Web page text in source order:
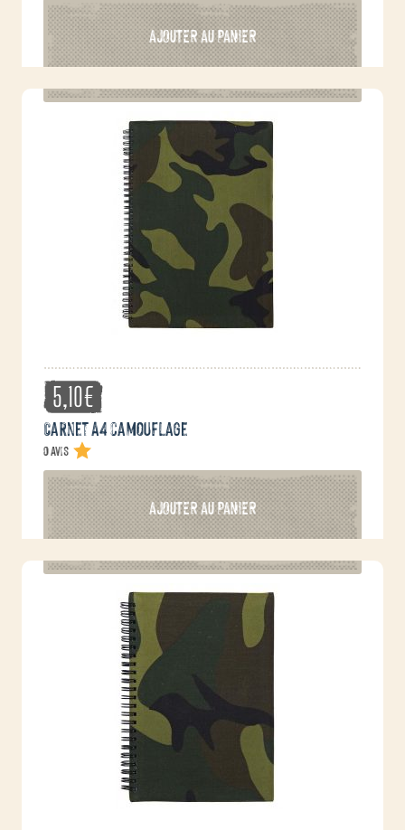
AJOUTER AU PANIER
5,10€
Carnet A4 camouflage
0 avis
AJOUTER AU PANIER